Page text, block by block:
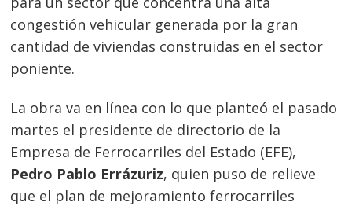
congestión vehicular generada por la gran
cantidad de viviendas construidas en el sector
poniente.
La obra va en línea con lo que planteó el pasado
martes el presidente de directorio de la
Empresa de Ferrocarriles del Estado (EFE),
Pedro Pablo Errázuriz, quien puso de relieve
que el plan de mejoramiento ferrocarriles